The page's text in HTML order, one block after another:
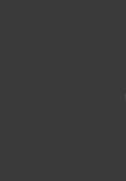
Port 10Gb
Tarjeta De
Rxfdk, 540-
Hd44M,
Productos en
existencia o está
nos puede mandar